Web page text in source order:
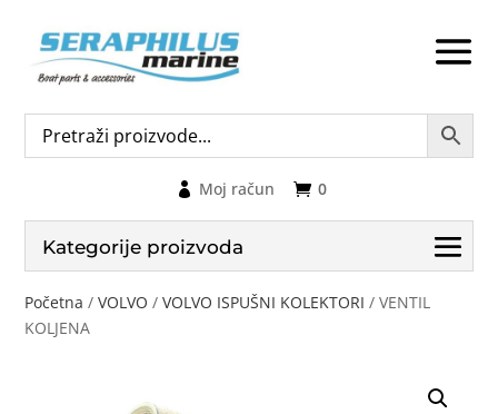
0
Moj račun
Kategorije proizvoda
Početna /VOLVO /VOLVO ISPUŠNI KOLEKTORI / VENTIL
KOLJENA